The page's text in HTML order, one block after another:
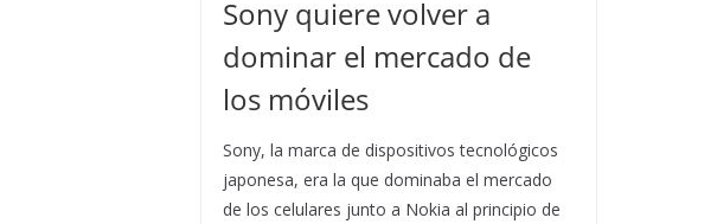
Sony quiere volver a
dominar el mercado de
los móviles
Sony, la marca de dispositivos tecnológicos
japonesa, era la que dominaba el mercado
de los celulares junto a Nokia al principio de